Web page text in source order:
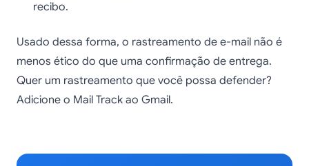
recibo.
Usado dessa forma, o rastreamento de e-mail não é
menos ético do que uma confirmação de entrega.
Quer um rastreamento que você possa defender?
Adicione o Mail Track ao Gmail.